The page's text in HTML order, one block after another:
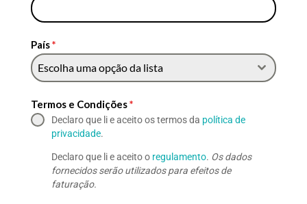
País*
Escolha uma opção da lista
Termos e Condições*
Declaro que li e aceito os termos da política de
privacidade.
Declaro que li e aceito o regulamento. Os dados
fornecidos serão utilizados para efeitos de
faturação.